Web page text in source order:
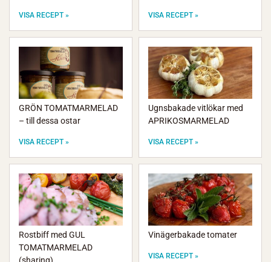
VISA RECEPT » VISA RECEPT »
GRÖN TOMATMARMELAD
– till dessa ostar
VISA RECEPT »
Ugnsbakade vitlökar med
APRIKOSMARMELAD
VISA RECEPT »
Rostbiff med GUL
TOMATMARMELAD
Vinägerbakade tomater
VISA RECEPT »